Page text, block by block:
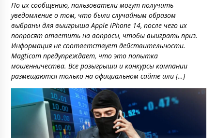
По их сообщению, пользователи могут получить
уведомление о том, что были случайным образом
выбраны для выигрыша Apple iPhone 14, после чего их
попросят ответить на вопросы, чтобы выиграть приз.
Информация не соответствует действительности.
Magticom предупреждает, что это попытка
мошенничества. Все розыгрыши и конкурсы компании
размещаются только на официальном сайте или […]